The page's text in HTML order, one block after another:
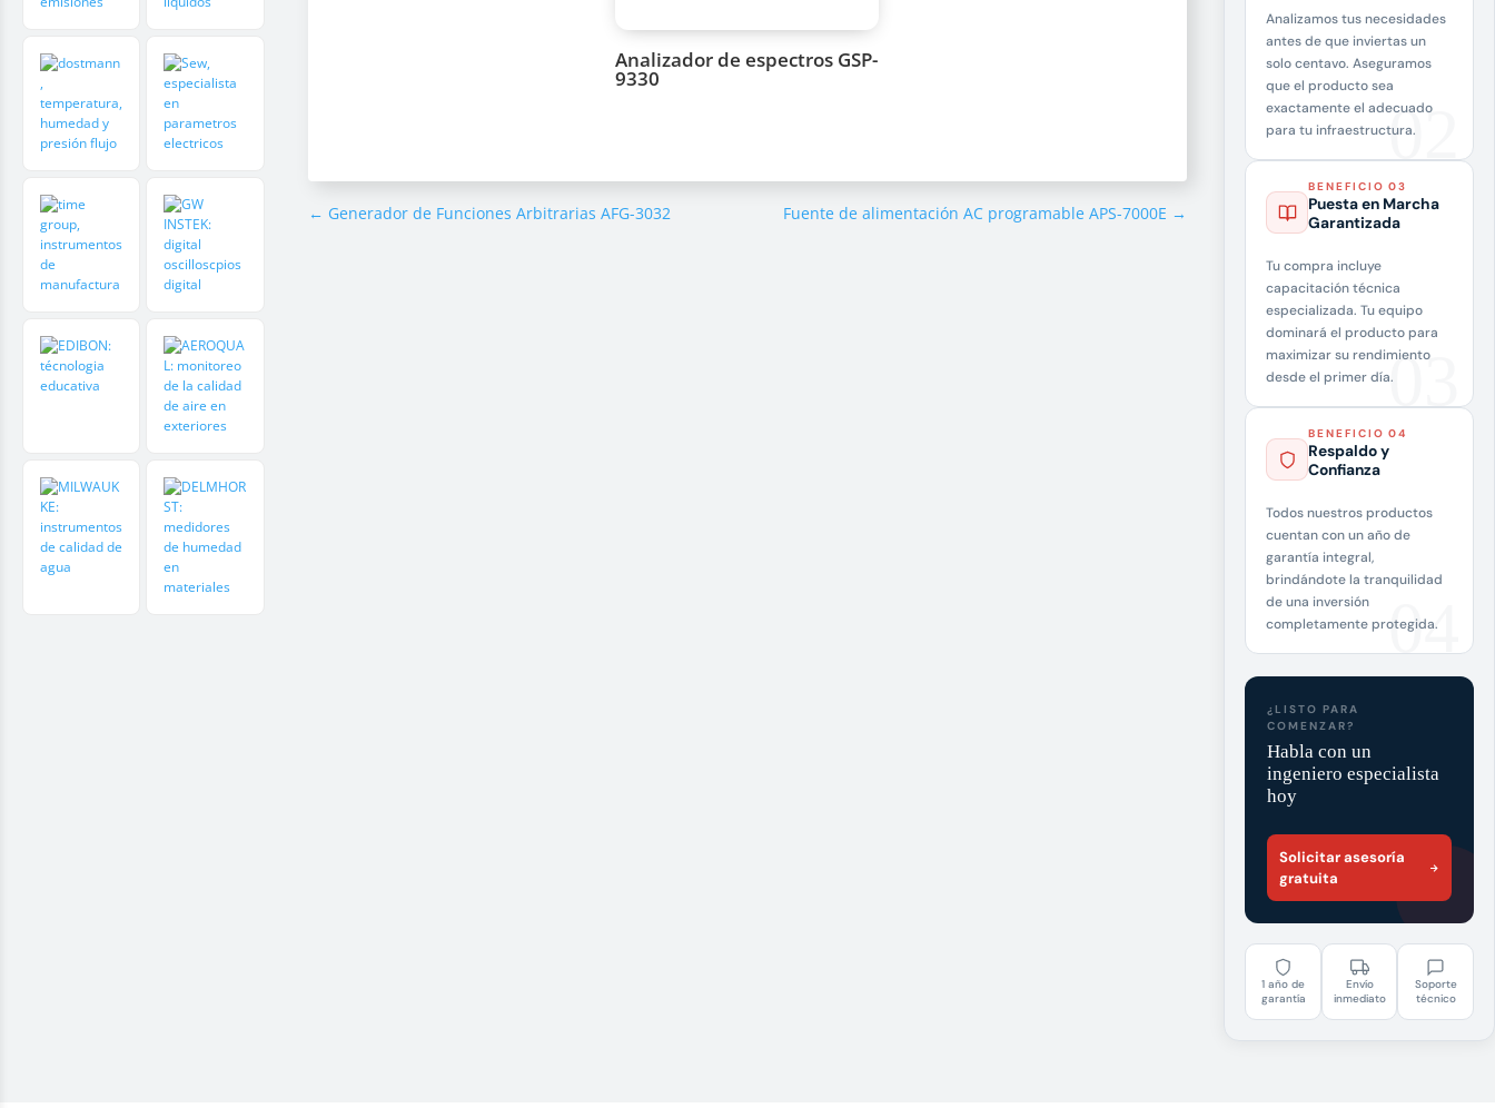
Analizador de espectros GSP-
9330
← Generador de Funciones Arbitrarias AFG-3032 Fuente de alimentación AC programable APS-7000E →
Analizamos tus necesidades
antes de que inviertas un
solo centavo. Aseguramos
que el producto sea
exactamente el adecuado
para tu infraestructura.
BENEFICIO 03
Puesta en Marcha
Garantizada
Tu compra incluye
capacitación técnica
especializada. Tu equipo
dominará el producto para
maximizar su rendimiento
desde el primer día.
BENEFICIO 04
Respaldo y
Confianza
Todos nuestros productos
cuentan con un año de
garantía integral,
brindándote la tranquilidad
de una inversión
completamente protegida.
¿LISTO PARA
COMENZAR?
Habla con un
ingeniero especialista
hoy
Solicitar asesoría
gratuita
1 año de
garantía
Envío
inmediato
Soporte
técnico